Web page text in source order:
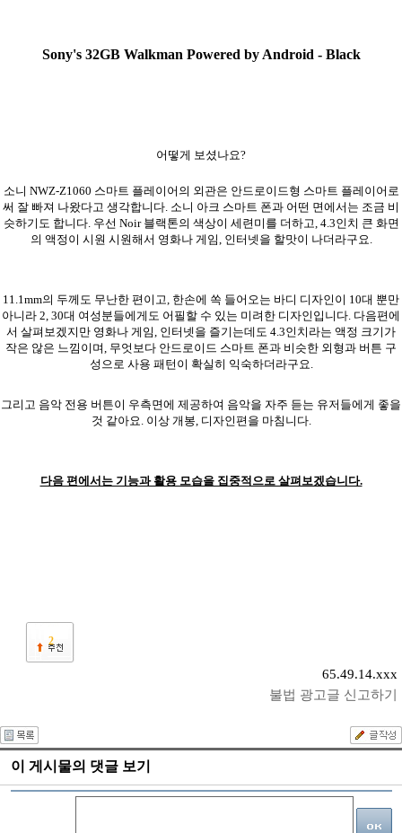
Sony's 32GB Walkman Powered by Android - Black
어떻게 보셨나요?
소니 NWZ-Z1060 스마트 플레이어의 외관은 안드로이드형 스마트 플레이어로
써 잘 빠져 나왔다고 생각합니다. 소니 아크 스마트 폰과 어떤 면에서는 조금 비
슷하기도 합니다. 우선 Noir 블랙톤의 색상이 세련미를 더하고, 4.3인치 큰 화면
의 액정이 시원 시원해서 영화나 게임, 인터넷을 할맛이 나더라구요.
11.1mm의 두께도 무난한 편이고, 한손에 쏙 들어오는 바디 디자인이 10대 뿐만
아니라 2, 30대 여성분들에게도 어필할 수 있는 미려한 디자인입니다. 다음편에
서 살펴보겠지만 영화나 게임, 인터넷을 즐기는데도 4.3인치라는 액정 크기가
작은 않은 느낌이며, 무엇보다 안드로이드 스마트 폰과 비슷한 외형과 버튼 구
성으로 사용 패턴이 확실히 익숙하더라구요.
그리고 음악 전용 버튼이 우측면에 제공하여 음악을 자주 듣는 유저들에게 좋을
것 같아요. 이상 개봉, 디자인편을 마침니다.
다음 편에서는 기능과 활용 모습을 집중적으로 살펴보겠습니다.
2
65.49.14.xxx
불법 광고글 신고하기
이 게시물의 댓글 보기